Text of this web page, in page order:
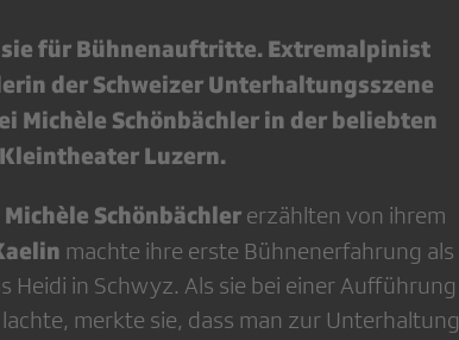
für Bühnenauftritte. Extremalpinist
der Schweizer Unterhaltungsszene
Michèle Schönbächler in der beliebten
Luzern.
Schönbächler erzählten von ihrem
machte ihre erste Bühnenerfahrung als
in Schwyz. Als sie bei einer Aufführung
merkte sie, dass man zur Unterhaltung